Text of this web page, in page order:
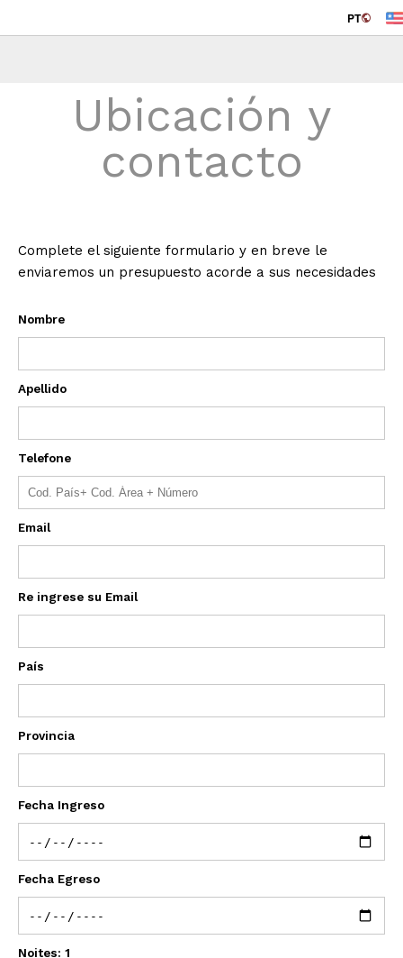
PT
Ubicación y
contacto
Complete el siguiente formulario y en breve le
enviaremos un presupuesto acorde a sus necesidades
Nombre
Apellido
Telefone
Email
Re ingrese su Email
País
Provincia
Fecha Ingreso
Fecha Egreso
Noites: 1